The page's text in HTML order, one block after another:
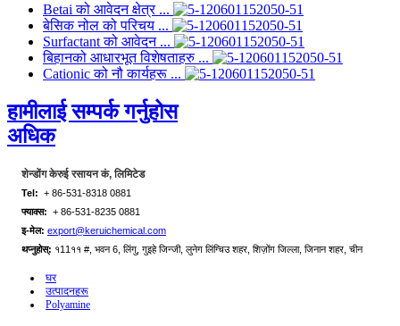
Betai को आवेदन क्षेत्र ...
बेसिक नोल को परिचय ...
Surfactant को आवेदन ...
बिहानको आधारभूत विशेषताहरु ...
Cationic को नौ कार्यहरू ...
हामीलाई सम्पर्क गर्नुहोस
अधिक
शेन्डोंग केरुई रसायन कं, लिमिटेड
Tel: + 86-531-8318 0881
फ्याक्स: + 86-531-8235 0881
इ-मेल: export@keruichemical.com
थप्नुहोस्: १11११ #, भवन 6, लिंगु, गुइहे जिन्जी, लुनेग लिंग्चिउ शहर, शिज़ोंग जिल्ला, जिनान शहर, चीन
घर
उत्पादनहरू
Polyamine